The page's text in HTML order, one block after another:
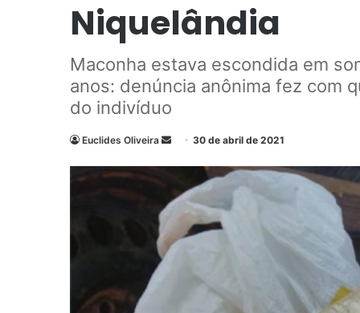
Niquelândia
Maconha estava escondida em
anos: denúncia anônima fez com
do indivíduo
Euclides Oliveira
d
30 de abril de 2021